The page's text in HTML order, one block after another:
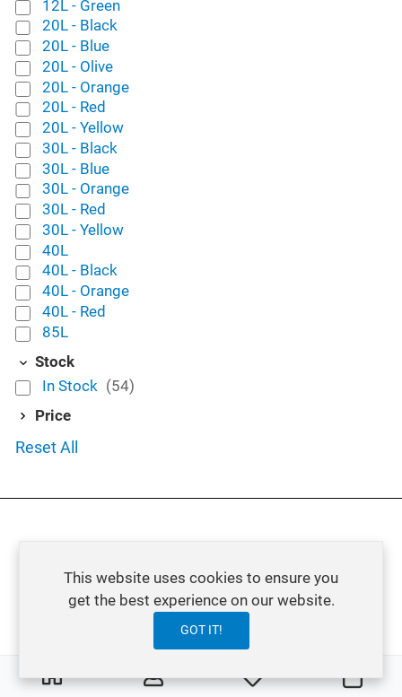
My Wishlist
12L - Green
20L - Black
20L - Blue
20L - Olive
20L - Orange
20L - Red
20L - Yellow
30L - Black
30L - Blue
30L - Orange
30L - Red
30L - Yellow
40L
40L - Black
40L - Orange
40L - Red
85L
Stock
In Stock (54)
Price
Reset All
This website uses cookies to ensure you
get the best experience on our website.
GOT IT!